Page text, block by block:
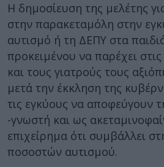
Η δημοσίευση της μελέτης
στην παρακεταμόλη στην
αυτισμό ή τη ΔΕΠΥ στα
προκειμένου να παρέχει
και τους γιατρούς τους
μετά την έκκληση της
τις εγκύους να αποφεύγουν
-γνωστή και ως
επιχείρημα ότι συμβάλλει
ποσοστών αυτισμού.